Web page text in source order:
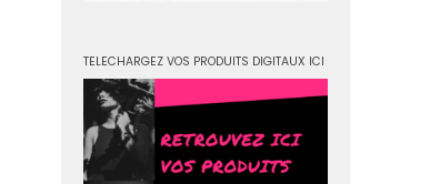
TELECHARGEZ VOS PRODUITS DIGITAUX ICI